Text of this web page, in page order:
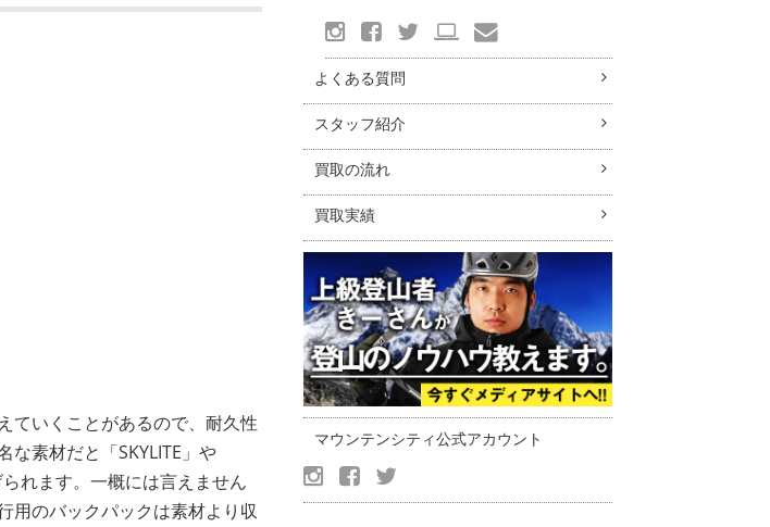
ていくことがあるので、耐久性
素材だと「SKYLITE」や
れます。一概には言えません
用のバックパックは素材より収
よくある質問
スタッフ紹介
買取の流れ
買取実績
マウンテンシティ公式アカウント